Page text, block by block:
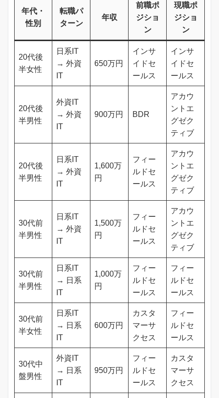
年代・
性別
転職パ
ターン
年収
前職ポ
ジショ
ン
現職ポ
ジショ
ン
20代後
半女性
日系IT
→ 外資
IT
650万円
インサ
イドセ
ールス
インサ
イドセ
ールス
20代後
半男性
外資IT
→ 外資
IT
900万円 BDR
アカウ
ントエ
グゼク
ティブ
20代後
半男性
日系IT
→ 外資
IT
1,600万
円
フィー
ルドセ
ールス
アカウ
ントエ
グゼク
ティブ
30代前
半男性
日系IT
→ 外資
IT
1,500万
円
フィー
ルドセ
ールス
アカウ
ントエ
グゼク
ティブ
30代前
半男性
日系IT
→ 日系
IT
1,000万
円
フィー
ルドセ
ールス
フィー
ルドセ
ールス
30代前
半女性
日系IT
→ 日系
IT
600万円
カスタ
マーサ
クセス
フィー
ルドセ
ールス
30代中
盤男性
外資IT
→ 日系
IT
950万円
フィー
ルドセ
ールス
カスタ
マーサ
クセス